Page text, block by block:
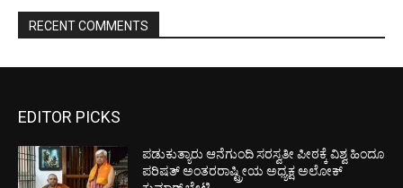
RECENT COMMENTS
EDITOR PICKS
ಪಡುಕುತ್ಯಾರು ಆನೆಗುಂದಿ ಸರಸ್ವತೀ ಪೀಠಕ್ಕೆ ವಿಶ್ವ ಹಿಂದೂ
ಪರಿಷತ್ ಅಂತರರಾಷ್ಟ್ರೀಯ ಅಧ್ಯಕ್ಷ ಅಲೋಕ್